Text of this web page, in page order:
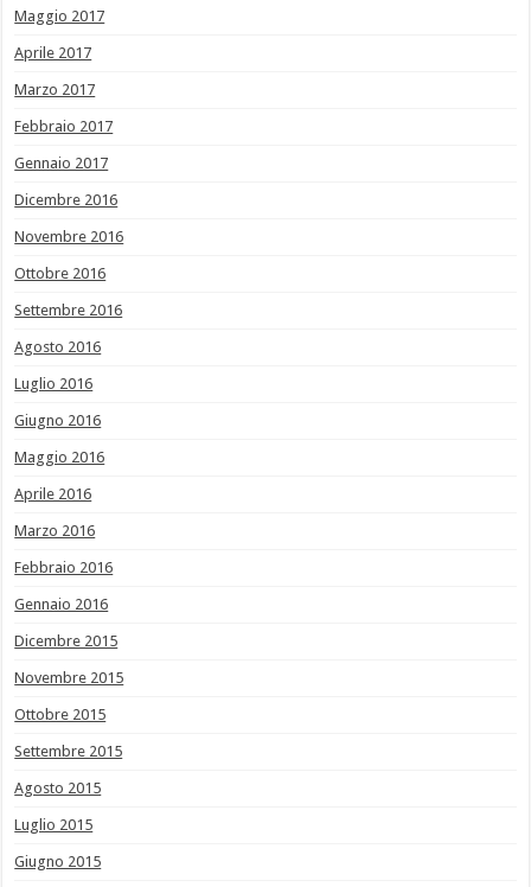
Maggio 2017
Aprile 2017
Marzo 2017
Febbraio 2017
Gennaio 2017
Dicembre 2016
Novembre 2016
Ottobre 2016
Settembre 2016
Agosto 2016
Luglio 2016
Giugno 2016
Maggio 2016
Aprile 2016
Marzo 2016
Febbraio 2016
Gennaio 2016
Dicembre 2015
Novembre 2015
Ottobre 2015
Settembre 2015
Agosto 2015
Luglio 2015
Giugno 2015